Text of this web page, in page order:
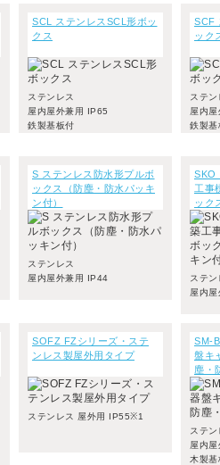
SCL ステンレスSCL形ボッ
クス
ステンレス
屋内屋外兼用 IP65
鉄製基板付
SCF
ック
ステン
屋内
鉄製基
S ステンレス防水形プルボ
ックス（防塵・防水パッキ
ン付）
ステンレス
屋内屋外兼用 IP44
SKO
工事
ック
ン付
ステン
屋内
SOFZ FZシリーズ・ステ
ンレス製屋外用タイプ
ステンレス 屋外用 IP55※1
SM-
盤キ
塵・
ステン
屋内
木製基